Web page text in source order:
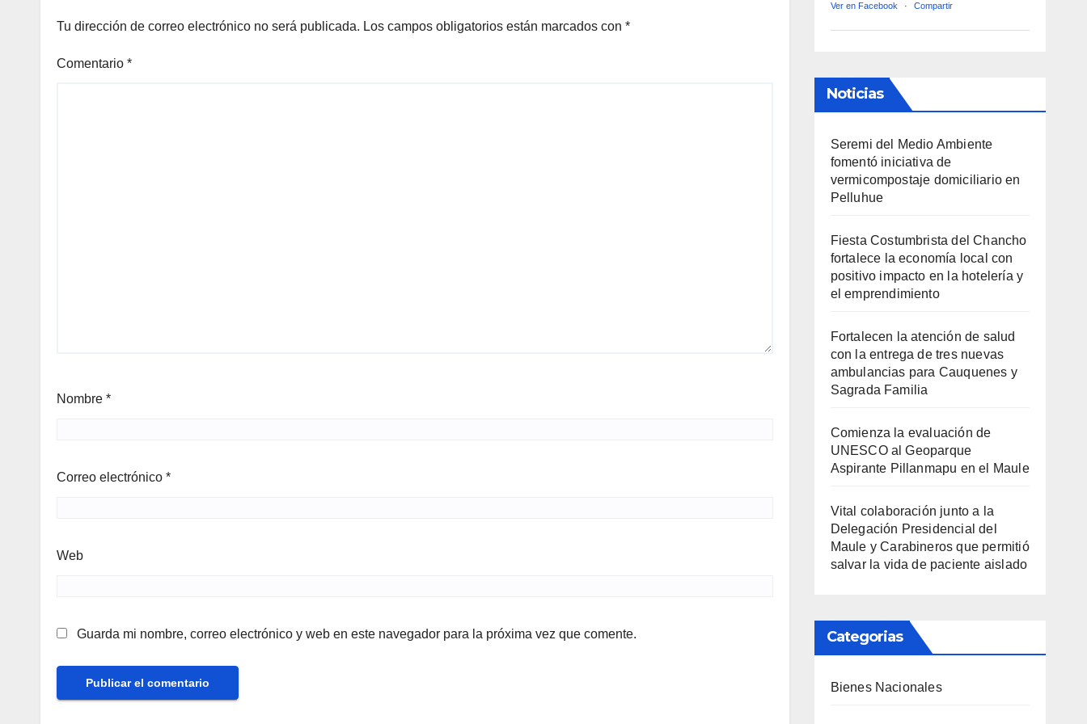
Tu dirección de correo electrónico no será publicada. Los campos obligatorios están marcados con *
Comentario *
Nombre *
Correo electrónico *
Web
Guarda mi nombre, correo electrónico y web en este navegador para la próxima vez que comente.
Ver en Facebook · Compartir
Noticias
Seremi del Medio Ambiente
fomentó iniciativa de
vermicompostaje domiciliario en
Pelluhue
Fiesta Costumbrista del Chancho
fortalece la economía local con
positivo impacto en la hotelería y
el emprendimiento
Fortalecen la atención de salud
con la entrega de tres nuevas
ambulancias para Cauquenes y
Sagrada Familia
Comienza la evaluación de
UNESCO al Geoparque
Aspirante Pillanmapu en el Maule
Vital colaboración junto a la
Delegación Presidencial del
Maule y Carabineros que permitió
salvar la vida de paciente aislado
Categorias
Bienes Nacionales